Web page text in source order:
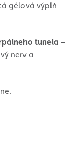
gélová výplň
tunela –
nerv a